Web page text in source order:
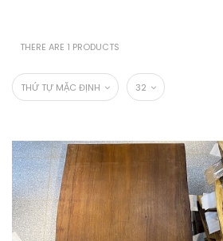
THERE ARE 1 PRODUCTS
THỨ TỰ MẶC ĐỊNH 32